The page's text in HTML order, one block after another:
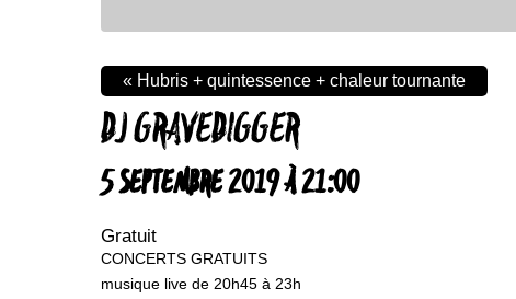
DJ GRAVEDIGGER
5 SEPTEMBRE 2019 À 21:00
Gratuit
« Hubris + quintessence + chaleur tournante
CONCERTS GRATUITS
musique live de 20h45 à 23h